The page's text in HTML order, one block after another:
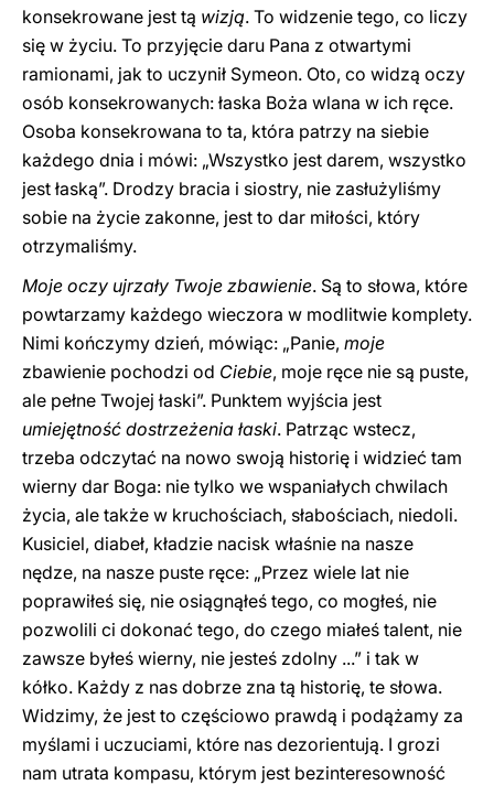
konsekrowane jest tą wizją. To widzenie tego, co liczy
się w życiu. To przyjęcie daru Pana z otwartymi
ramionami, jak to uczynił Symeon. Oto, co widzą oczy
osób konsekrowanych: łaska Boża wlana w ich ręce.
Osoba konsekrowana to ta, która patrzy na siebie
każdego dnia i mówi: „Wszystko jest darem, wszystko
jest łaską”. Drodzy bracia i siostry, nie zasłużyliśmy
sobie na życie zakonne, jest to dar miłości, który
otrzymaliśmy.
Moje oczy ujrzały Twoje zbawienie. Są to słowa, które
powtarzamy każdego wieczora w modlitwie komplety.
Nimi kończymy dzień, mówiąc: „Panie, moje
zbawienie pochodzi od Ciebie, moje ręce nie są puste,
ale pełne Twojej łaski”. Punktem wyjścia jest
umiejętność dostrzeżenia łaski. Patrząc wstecz,
trzeba odczytać na nowo swoją historię i widzieć tam
wierny dar Boga: nie tylko we wspaniałych chwilach
życia, ale także w kruchościach, słabościach, niedoli.
Kusiciel, diabeł, kładzie nacisk właśnie na nasze
nędze, na nasze puste ręce: „Przez wiele lat nie
poprawiłeś się, nie osiągnąłeś tego, co mogłeś, nie
pozwolili ci dokonać tego, do czego miałeś talent, nie
zawsze byłeś wierny, nie jesteś zdolny ...” i tak w
kółko. Każdy z nas dobrze zna tą historię, te słowa.
Widzimy, że jest to częściowo prawdą i podążamy za
myślami i uczuciami, które nas dezorientują. I grozi
nam utrata kompasu, którym jest bezinteresowność